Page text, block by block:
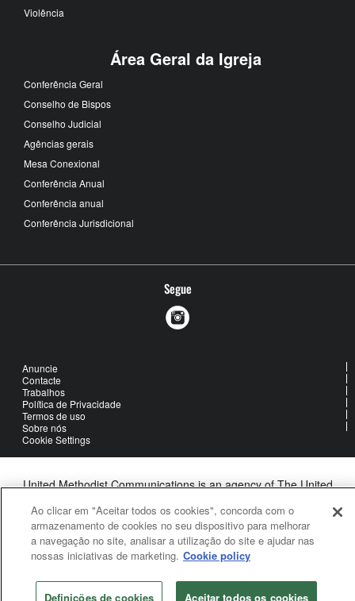
Violência
Área Geral da Igreja
Conferência Geral
Conselho de Bispos
Conselho Judicial
Agências gerais
Mesa Conexional
Conferência Anual
Conferência anual
Conferência Jurisdicional
Segue
Anuncie
Contacte
Trabalhos
Política de Privacidade
Termos de uso
Sobre nós
Cookie Settings
United Methodist Communications is an agency of The United
©2026United Methodist Communications. All Rights Reserved
Ao clicar em "Aceitar todos os cookies", concorda com o
armazenamento de cookies no seu dispositivo para melhorar
a navegação no site, analisar a utilização do site e ajudar nas
nossas iniciativas de marketing. Cookie policy
Definições de cookies Aceitar todos os cookies